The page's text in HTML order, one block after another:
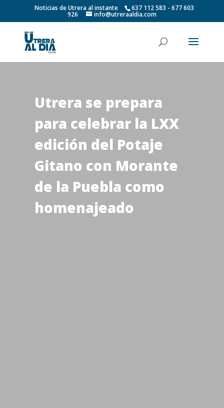
Noticias de Utrera al instante 637 112 583 - 677 603
926 info@utreraaldia.com
Utrera se prepara
para celebrar la LXX
edición del Potaje
Gitano con Morante
de la Puebla como
homenajeado